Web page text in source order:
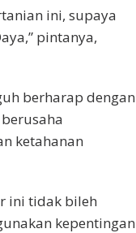
ini, supaya
pintanya,
berharap dengan
ketahanan
ini tidak bileh
kepentingan